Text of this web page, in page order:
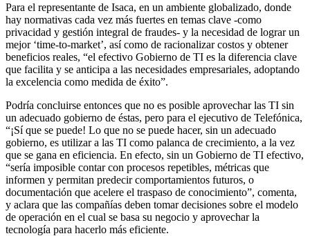
Para el representante de Isaca, en un ambiente globalizado, donde
hay normativas cada vez más fuertes en temas clave -como
privacidad y gestión integral de fraudes- y la necesidad de lograr un
mejor ‘time-to-market’, así como de racionalizar costos y obtener
beneficios reales, “el efectivo Gobierno de TI es la diferencia clave
que facilita y se anticipa a las necesidades empresariales, adoptando
la excelencia como medida de éxito”.
Podría concluirse entonces que no es posible aprovechar las TI sin
un adecuado gobierno de éstas, pero para el ejecutivo de Telefónica,
“¡Sí que se puede! Lo que no se puede hacer, sin un adecuado
gobierno, es utilizar a las TI como palanca de crecimiento, a la vez
que se gana en eficiencia. En efecto, sin un Gobierno de TI efectivo,
“sería imposible contar con procesos repetibles, métricas que
informen y permitan predecir comportamientos futuros, o
documentación que acelere el traspaso de conocimiento”, comenta,
y aclara que las compañías deben tomar decisiones sobre el modelo
de operación en el cual se basa su negocio y aprovechar la
tecnología para hacerlo más eficiente.